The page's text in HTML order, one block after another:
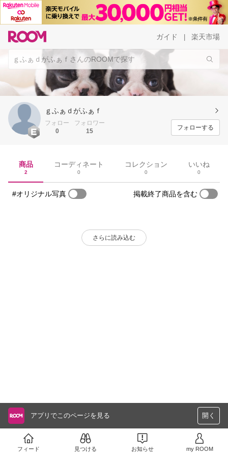
ガイド 楽天市場
ｇふぁｄがふぁｆ
フォロー
0
フォロワー
15
フォローする
商品
2
コーディネート
0
コレクション
0
いいね
0
#オリジナル写真 掲載終了商品を含む
さらに読み込む
アプリでこのページを見る 開く
フィード 見つける お知らせ my ROOM